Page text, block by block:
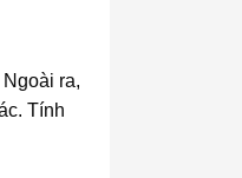
ra,
Tính